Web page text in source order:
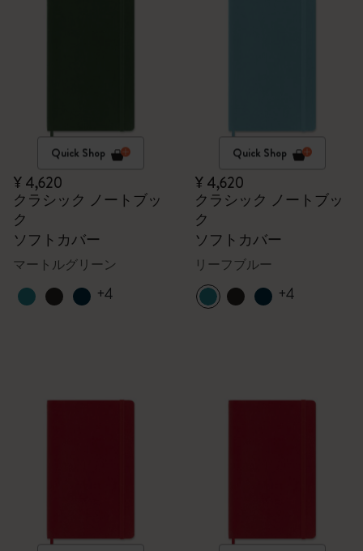
Quick Shop
¥ 4,620
クラシック ノートブッ
ク
ソフトカバー
マートルグリーン
+4
Quick Shop
¥ 4,620
クラシック ノートブッ
ク
ソフトカバー
リーフブルー
+4